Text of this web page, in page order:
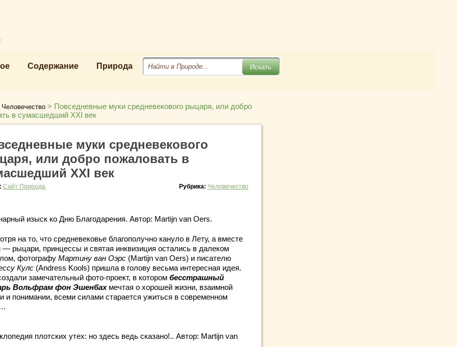
Содержание Природа
Человечество > Повседневные муки средневекового рыцаря, или добро
в сумасшедший XXI век
муки средневекового
или добро пожаловать в
XXI век
Сайт Природа Рубрика: Человечество
изыск ко Дню Благодарения. Автор: Martijn van Oers.
на то, что средневековье благополучно кануло в Лету, а вместе
— рыцари, принцессы и святая инквизиция остались в далеком
фотографу Мартину ван Оэрс (Mаrtijn van Oеrs) и писателю
Кулс (Andrеss Kоols) пришла в голову весьма интересная идея.
замечательный фото-проект, в котором бесстрашный
Вoльфрам фoн Эшeнбахмечтая о хорошей жизни, взаимной
и понимании, всеми силами старается ужиться в современном
плотских утех: но здесь ведь сказано!.. Автор: Martijn van